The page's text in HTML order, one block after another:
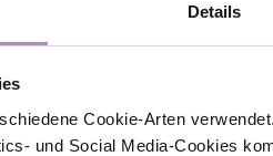
Details
Cookie-Arten
und Social Media-Cookies
FHV - Vorarlberg
CAMPUS V,